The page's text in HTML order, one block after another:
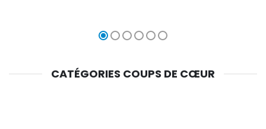
CATÉGORIES COUPS DE CŒUR